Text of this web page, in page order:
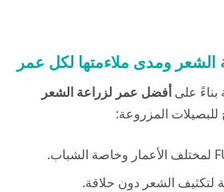
الشعر ومدى ملاءمتها لكل عمر
بناءً علىأفضل عمر لزراعة الشعر
المزروعة: